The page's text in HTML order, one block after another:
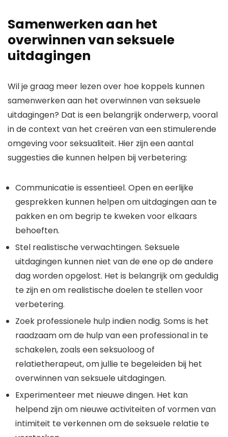
Samenwerken aan het
overwinnen van seksuele
uitdagingen
Wil je graag meer lezen over hoe koppels kunnen
samenwerken aan het overwinnen van seksuele
uitdagingen? Dat is een belangrijk onderwerp, vooral
in de context van het creëren van een stimulerende
omgeving voor seksualiteit. Hier zijn een aantal
suggesties die kunnen helpen bij verbetering:
Communicatie is essentieel. Open en eerlijke
gesprekken kunnen helpen om uitdagingen aan te
pakken en om begrip te kweken voor elkaars
behoeften.
Stel realistische verwachtingen. Seksuele
uitdagingen kunnen niet van de ene op de andere
dag worden opgelost. Het is belangrijk om geduldig
te zijn en om realistische doelen te stellen voor
verbetering.
Zoek professionele hulp indien nodig. Soms is het
raadzaam om de hulp van een professional in te
schakelen, zoals een seksuoloog of
relatietherapeut, om jullie te begeleiden bij het
overwinnen van seksuele uitdagingen.
Experimenteer met nieuwe dingen. Het kan
helpend zijn om nieuwe activiteiten of vormen van
intimiteit te verkennen om de seksuele relatie te